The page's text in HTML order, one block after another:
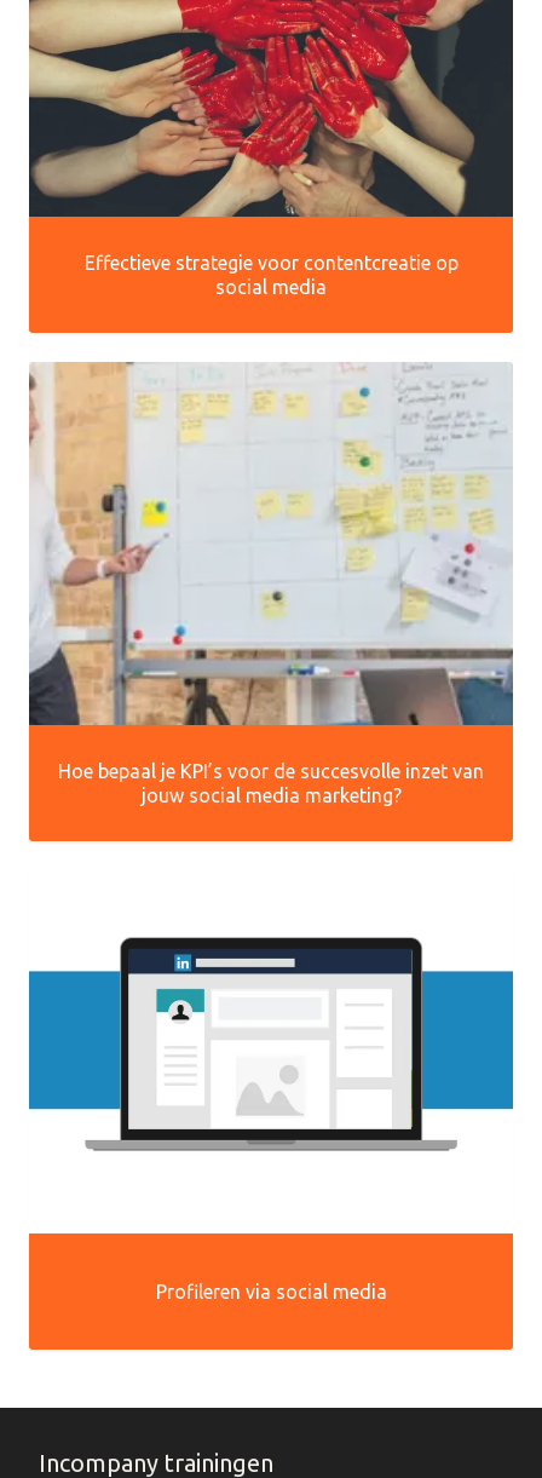
Effectieve strategie voor contentcreatie op
social media
Hoe bepaal je KPI’s voor de succesvolle inzet van
jouw social media marketing?
Profileren via social media
Incompany trainingen